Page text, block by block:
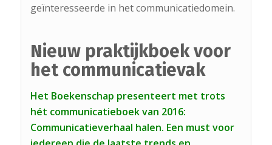
geïnteresseerde in het communicatiedomein.
Nieuw praktijkboek voor
het communicatievak
Het Boekenschap presenteert met trots
hét communicatieboek van 2016:
Communicatieverhaal halen. Een must voor